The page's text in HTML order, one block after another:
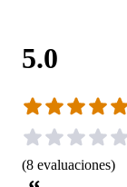
5.0
(8 evaluaciones)